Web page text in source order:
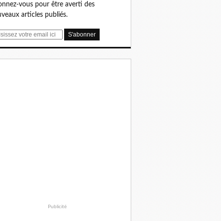
vous pour être averti des
articles publiés.
Publicité